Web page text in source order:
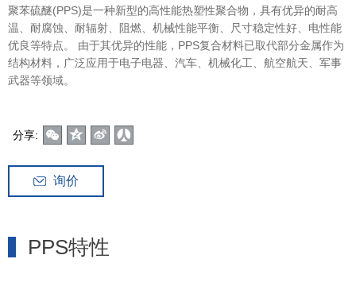
聚苯硫醚(PPS)是一种新型的高性能热塑性聚合物，具有优异的耐高
温、耐腐蚀、耐辐射、阻燃、机械性能平衡、尺寸稳定性好、电性能
优良等特点。 由于其优异的性能，PPS复合材料已取代部分金属作为
结构材料，广泛应用于电子电器、汽车、机械化工、航空航天、军事
武器等领域。
分享:
询价
PPS特性